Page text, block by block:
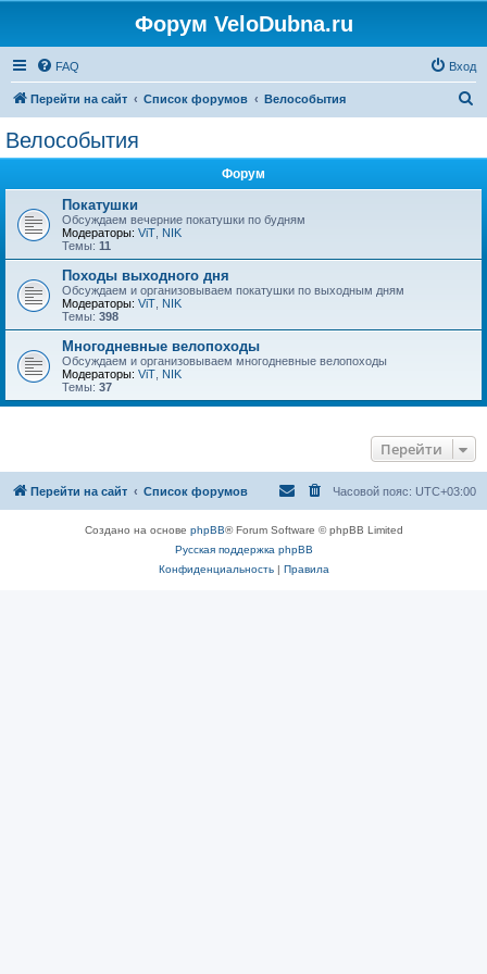
Форум VeloDubna.ru
FAQ Вход
Перейти на сайт Список форумов Велособытия
Велособытия
Форум
Покатушки
Обсуждаем вечерние покатушки по будням
Модераторы: ViT NIK
Темы: 11
Походы выходного дня
Обсуждаем и организовываем покатушки по выходным дням
Модераторы: ViT NIK
Темы: 398
Многодневные велопоходы
Обсуждаем и организовываем многодневные велопоходы
Модераторы: ViT NIK
Темы: 37
Перейти
Перейти на сайт Список форумов Часовой пояс: UTC+03:00
Создано на основе phpBB® Forum Software © phpBB Limited
Русская поддержка phpBB
Конфиденциальность| Правила